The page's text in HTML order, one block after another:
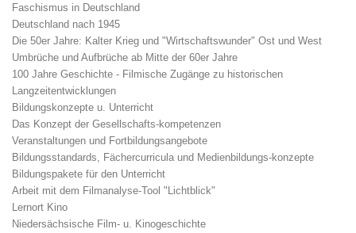
Faschismus in Deutschland
Deutschland nach 1945
Die 50er Jahre: Kalter Krieg und "Wirtschaftswunder" Ost und West
Umbrüche und Aufbrüche ab Mitte der 60er Jahre
100 Jahre Geschichte - Filmische Zugänge zu historischen
Langzeitentwicklungen
Bildungskonzepte u. Unterricht
Das Konzept der Gesellschafts-kompetenzen
Veranstaltungen und Fortbildungsangebote
Bildungsstandards, Fächercurricula und Medienbildungs-konzepte
Bildungspakete für den Unterricht
Arbeit mit dem Filmanalyse-Tool "Lichtblick"
Lernort Kino
Niedersächsische Film- u. Kinogeschichte